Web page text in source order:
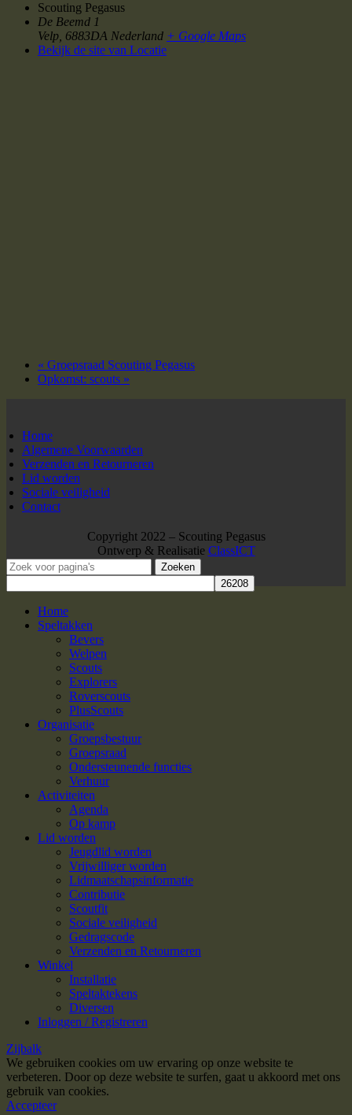
Scouting Pegasus
De Beemd 1
Velp 6883DA Nederland + Google Maps
Bekijk de site van Locatie
« Groepsraad Scouting Pegasus
Opkomst: scouts »
Home
Algemene Voorwaarden
Verzenden en Retourneren
Lid worden
Sociale veiligheid
Contact
Copyright 2022 – Scouting Pegasus
Ontwerp & Realisatie ClassICT
Zoeken
Home
Speltakken
Bevers
Welpen
Scouts
Explorers
Roverscouts
PlusScouts
Organisatie
Groepsbestuur
Groepsraad
Ondersteunende functies
Verhuur
Activiteiten
Agenda
Op kamp
Lid worden
Jeugdlid worden
Vrijwilliger worden
Lidmaatschapsinformatie
Contributie
Scoutfit
Sociale veiligheid
Gedragscode
Verzenden en Retourneren
Winkel
Installatie
Speltaktekens
Diversen
Inloggen / Registreren
Zijbalk
We gebruiken cookies om uw ervaring op onze website te
verbeteren. Door op deze website te surfen, gaat u akkoord met ons
gebruik van cookies.
Accepteer